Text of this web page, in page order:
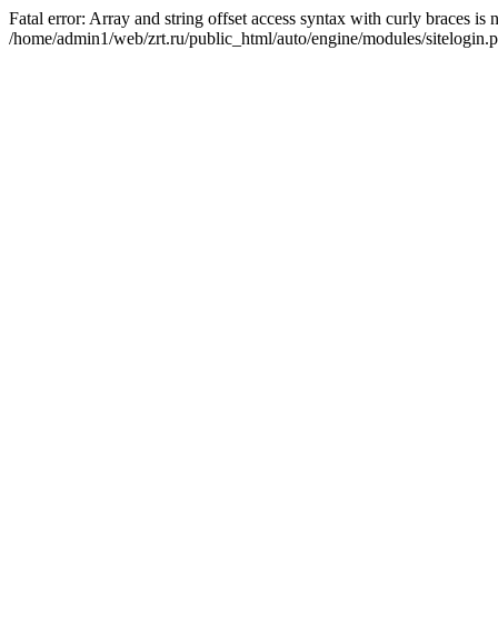
Fatal error: Array and string offset access syntax with curly braces is
/home/admin1/web/zrt.ru/public_html/auto/engine/modules/